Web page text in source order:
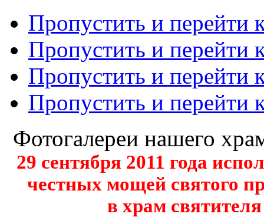
Пропустить и перейти
Пропустить и перейти
Пропустить и перейти
Пропустить и перейти
Фотогалереи нашего
29 сентября 2011 года
честных мощей святого
в храм